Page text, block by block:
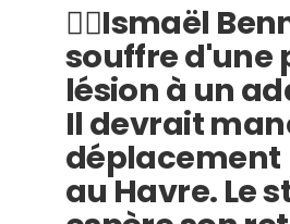
👉🏼Ismaël
souffre d'une
lésion à un
Il devrait
déplacement
au Havre. Le